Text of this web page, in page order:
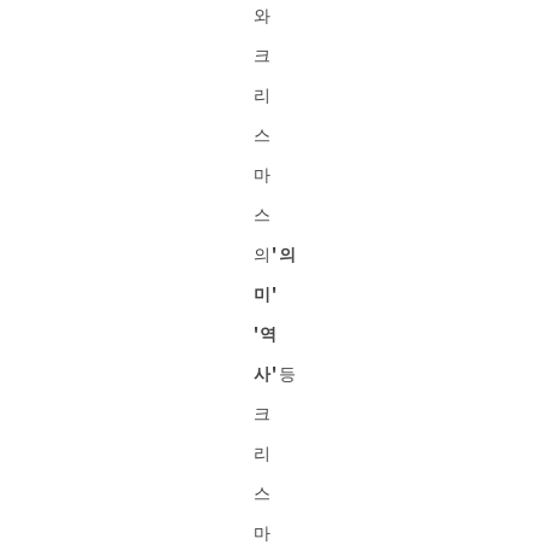
와
크
리
스
마
스
의 '의
미'
'역
사' 등
크
리
스
마